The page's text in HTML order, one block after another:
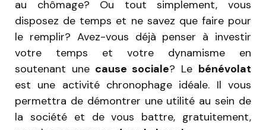
au chômage? Ou tout simplement, vous
disposez de temps et ne savez que faire pour
le remplir? Avez-vous déjà penser à investir
votre temps et votre dynamisme en
soutenant unecause sociale? Le bénévolat
est une activité chronophage idéale. Il vous
permettra de démontrer une utilité au sein de
la société et de vous battre, gratuitement,